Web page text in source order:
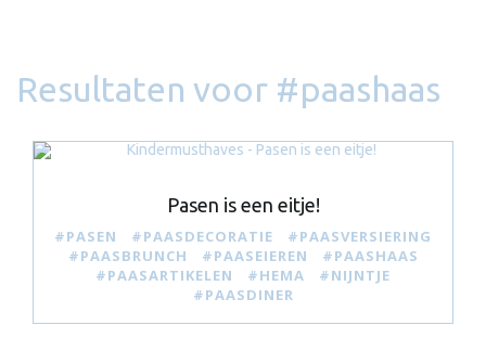
Resultaten voor #paashaas
Pasen is een eitje!
#PASEN #PAASDECORATIE
#PAASVERSIERING
#PAASBRUNCH
#PAASEIEREN
#PAASHAAS
#PAASARTIKELEN
#HEMA
#NIJNTJE
#PAASDINER